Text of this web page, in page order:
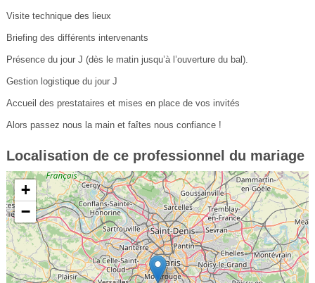
Visite technique des lieux
Briefing des différents intervenants
Présence du jour J (dès le matin jusqu’à l’ouverture du bal).
Gestion logistique du jour J
Accueil des prestataires et mises en place de vos invités
Alors passez nous la main et faîtes nous confiance !
Localisation de ce professionnel du mariage
+
−